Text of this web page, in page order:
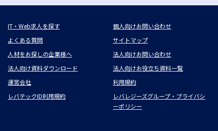
IT・Web求人を探す
個人向けお問い合わせ
よくある質問
サイトマップ
人材をお探しの企業様へ
法人向けお問い合わせ
法人向け資料ダウンロード
法人向けお役立ち資料一覧
運営会社
利用規約
レバテックID利用規約
レバレジーズグループ・プライバシ
ーポリシー